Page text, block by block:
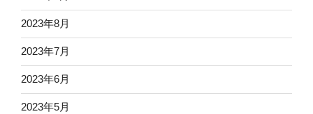
2023年8月
2023年7月
2023年6月
2023年5月